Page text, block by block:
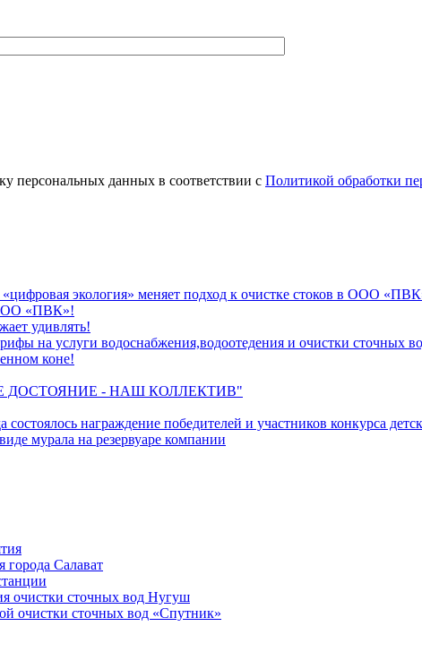
персональных данных в соответствии с Политикой обработки
экология» меняет подход к очистке стоков в ООО
«ПВК»!
удивлять!
на услуги водоснабжения,водоотедения и очистки сточных
коне!
ДОСТОЯНИЕ - НАШ КОЛЛЕКТИВ"
состоялось награждение победителей и участников конкурса
мурала на резервуаре компании
Салават
очистки сточных вод Нугуш
очистки сточных вод «Спутник»